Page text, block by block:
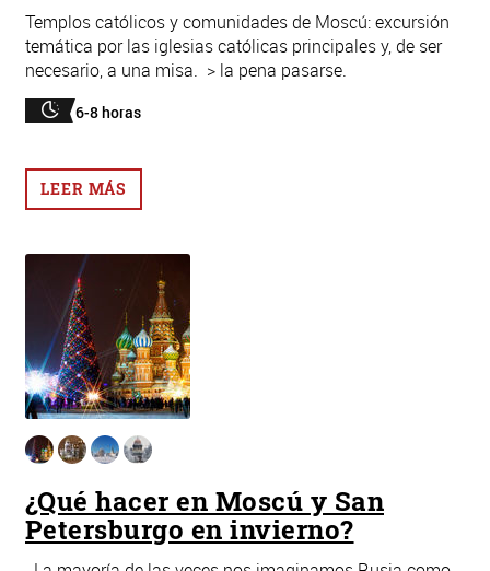
Templos católicos y comunidades de Moscú: excursión
temática por las iglesias católicas principales y, de ser
necesario, a una misa. > la pena pasarse.
6-8 horas
LEER MÁS
¿Qué hacer en Moscú y San
Petersburgo en invierno?